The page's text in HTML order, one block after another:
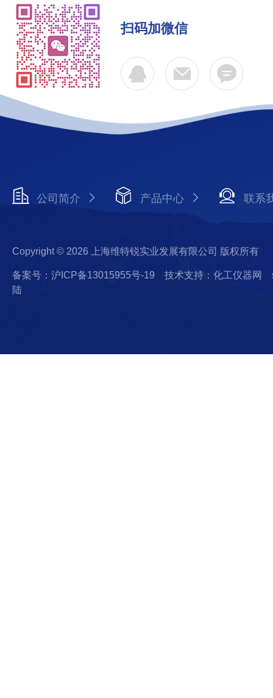
扫码加微信
公司简介 产品中心 联系
Copyright © 2026 上海维特锐实业发展有限公司 版权所有
备案号：沪ICP备13015955号-19 技术支持：化工仪器网
陆